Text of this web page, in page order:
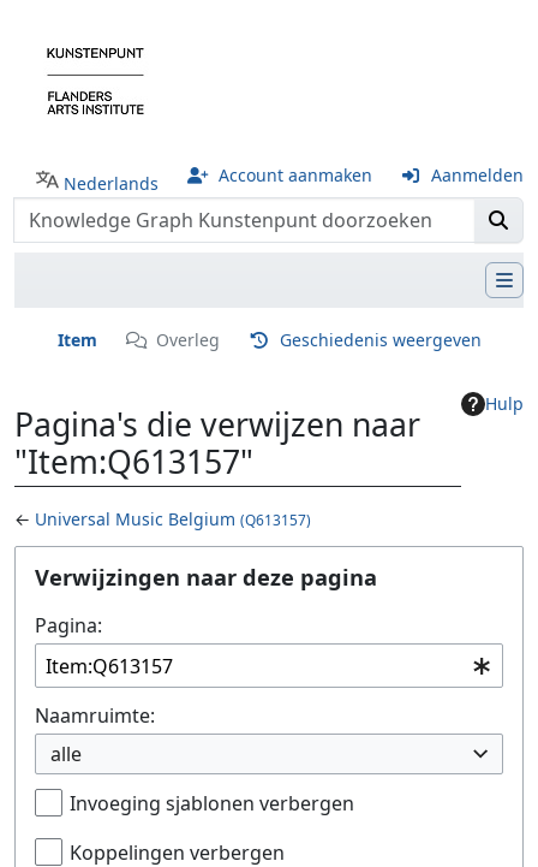
Nederlands Account aanmaken Aanmelden
Item Overleg Geschiedenis weergeven
Hulp
Pagina's die verwijzen naar
"Item:Q613157"
← Universal Music Belgium (Q613157)
Ga naar:navigatie,zoeken
Verwijzingen naar deze pagina
Pagina:
Naamruimte:
alle
Invoeging sjablonen verbergen
Koppelingen verbergen